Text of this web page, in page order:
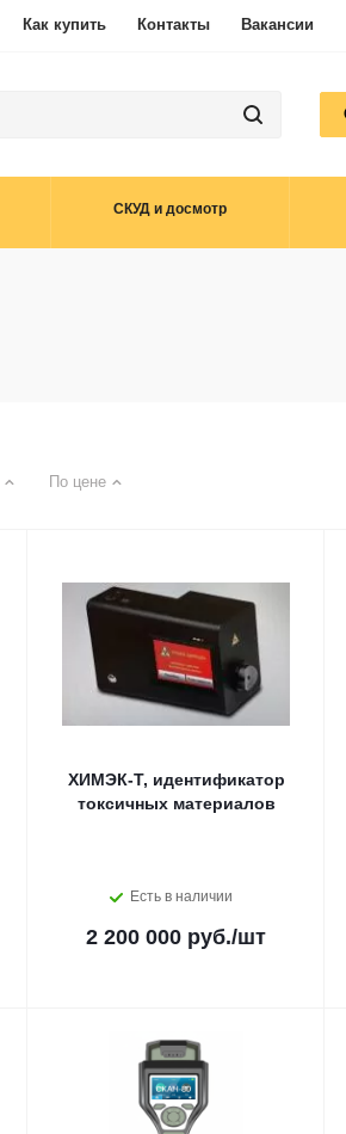
Как купить Контакты Вакансии
СКУД и досмотр
По цене
ХИМЭК-Т, идентификатор
токсичных материалов
Есть в наличии
2 200 000 руб./шт